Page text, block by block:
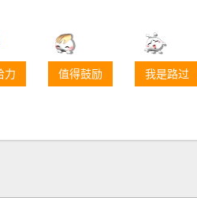
力 值得鼓励 我是路过